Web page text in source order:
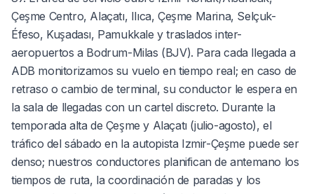
Çeşme Centro, Alaçatı, Ilıca, Çeşme Marina, Selçuk-
Éfeso, Kuşadası, Pamukkale y traslados inter-
aeropuertos a Bodrum-Milas (BJV). Para cada llegada a
ADB monitorizamos su vuelo en tiempo real; en caso de
retraso o cambio de terminal, su conductor le espera en
la sala de llegadas con un cartel discreto. Durante la
temporada alta de Çeşme y Alaçatı (julio-agosto), el
tráfico del sábado en la autopista Izmir-Çeşme puede ser
denso; nuestros conductores planifican de antemano los
tiempos de ruta, la coordinación de paradas y los